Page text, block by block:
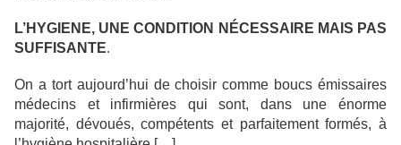
L’HYGIENE, UNE CONDITION NÉCESSAIRE MAIS PAS
SUFFISANTE.
On a tort aujourd’hui de choisir comme boucs émissaires
médecins et infirmières qui sont, dans une énorme
majorité, dévoués, compétents et parfaitement formés, à